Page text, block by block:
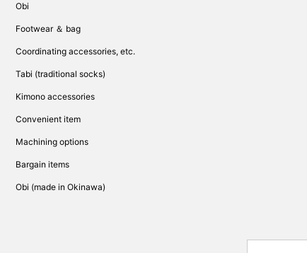
Obi
Footwear ＆ bag
Coordinating accessories, etc.
Tabi (traditional socks)
Kimono accessories
Convenient item
Machining options
Bargain items
Obi (made in Okinawa)